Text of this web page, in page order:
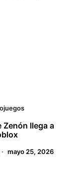
Zenón llega a
mayo 25, 2026